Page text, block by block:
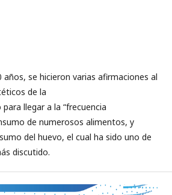
se hicieron varias afirmaciones al
de la
llegar a la “frecuencia
de numerosos alimentos, y
del huevo, el cual ha sido uno de
discutido.